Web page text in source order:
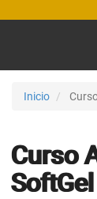
Inicio
Curso
SoftGel